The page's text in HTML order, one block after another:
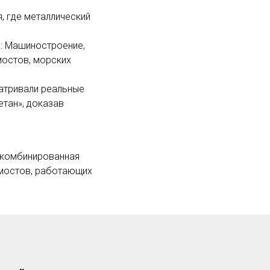
металлический
Машиностроение,
морских
реальные
доказав
работающих